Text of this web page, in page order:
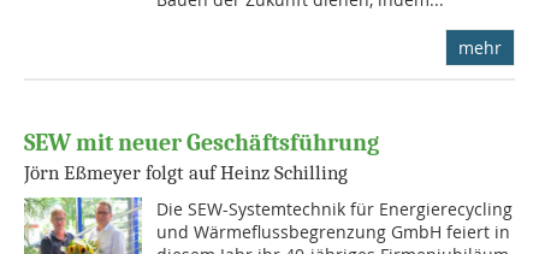
mehr
SEW mit neuer Geschäftsführung
Jörn Eßmeyer folgt auf Heinz Schilling
Die SEW-Systemtechnik für Energierecycling
und Wärmeflussbegrenzung GmbH feiert in